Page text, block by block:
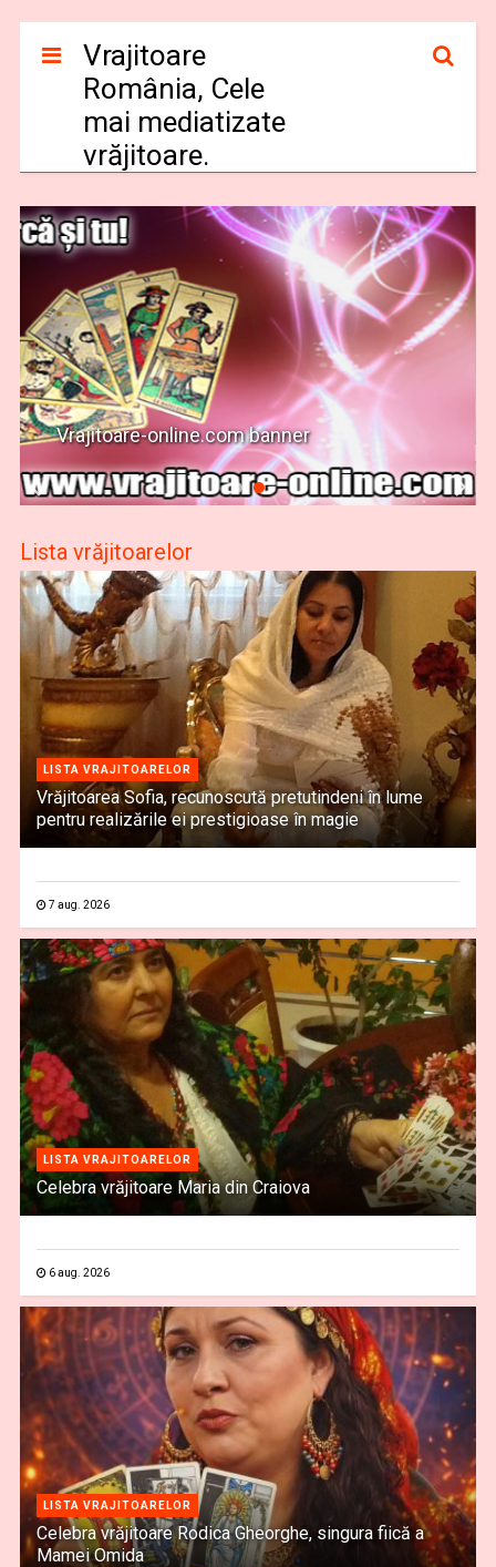
Vrajitoare
România, Cele
mai mediatizate
vrăjitoare.
Vrajitoare-online.com banner
Lista vrăjitoarelor
LISTA VRAJITOARELOR
Vrăjitoarea Sofia, recunoscută pretutindeni în lume
pentru realizările ei prestigioase în magie
7 aug. 2026
LISTA VRAJITOARELOR
Celebra vrăjitoare Maria din Craiova
6 aug. 2026
LISTA VRAJITOARELOR
Celebra vrăjitoare Rodica Gheorghe, singura fiică a
Mamei Omida